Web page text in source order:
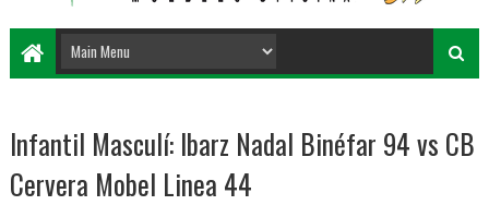
Infantil Masculí: Ibarz Nadal Binéfar 94 vs CB
Cervera Mobel Linea 44